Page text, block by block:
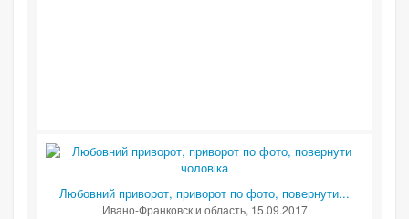
Любовний приворот, приворот по фото, повернути...
Ивано-Франковск и область, 15.09.2017